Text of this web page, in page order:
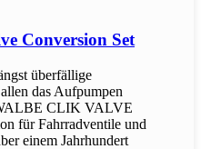
Conversion Set
überfällige
das Aufpumpen
CLIK VALVE
für Fahrradventile und
einem Jahrhundert